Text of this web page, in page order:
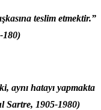
teslim etmektir.”
180)
aynı hatayı yapmakta
Sartre, 1905-1980)